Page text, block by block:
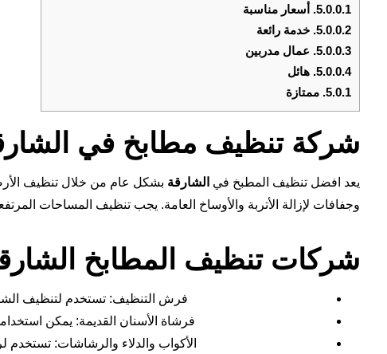
5.0.0.1.
أسعار مناسبة
5.0.0.2. خدمة رائعة
5.0.0.3. عمال مدربين
5.0.0.4. هائل
5.0.1. ممتازة
شركة تنظيف مطابخ في
يعد افضل تنظيف المطبخ في الشارقة بشكل عام من خلال تنظيف
وجفافات لإزالة الأتربة والأوساخ العامة. يجب تنظيف المساحات
شركات تنظيف المطابخ
فرش التنظيف: تستخدم لتنظيف
فرشاة الأسنان القديمة: يمكن
الأكواب والدلاء والرشاشات: